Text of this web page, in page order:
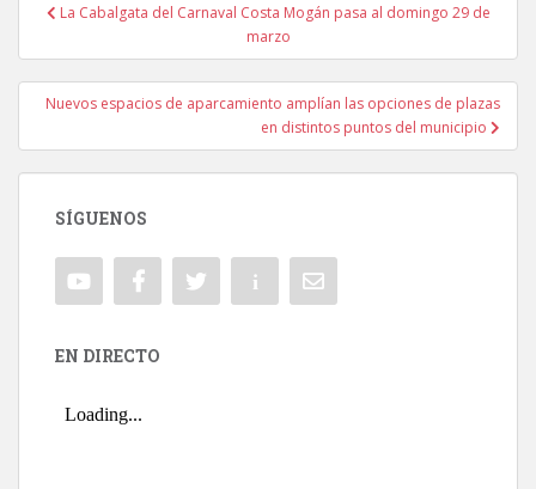
Navegación de entradas
La Cabalgata del Carnaval Costa Mogán pasa al domingo 29 de
marzo
Nuevos espacios de aparcamiento amplían las opciones de plazas
en distintos puntos del municipio
SÍGUENOS
EN DIRECTO